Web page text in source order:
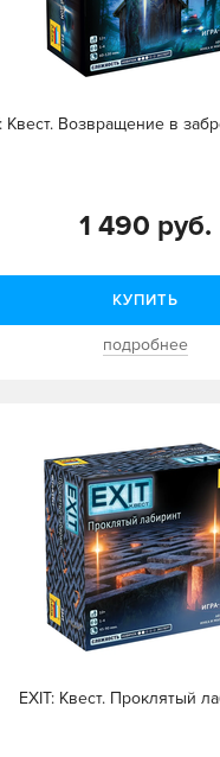
Квест. Возвращение в
1 490 руб.
КУПИТЬ
подробнее
EXIT: Квест. Проклятый